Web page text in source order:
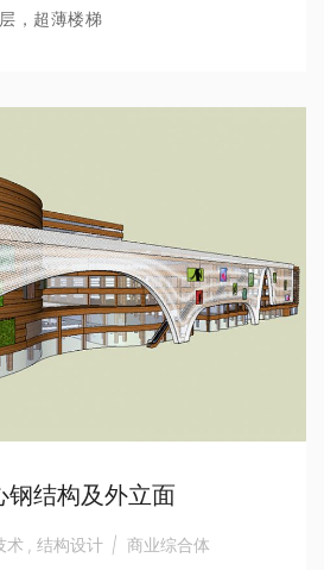
，超薄楼梯
钢结构及外立面
术 结构设计 | 商业综合体